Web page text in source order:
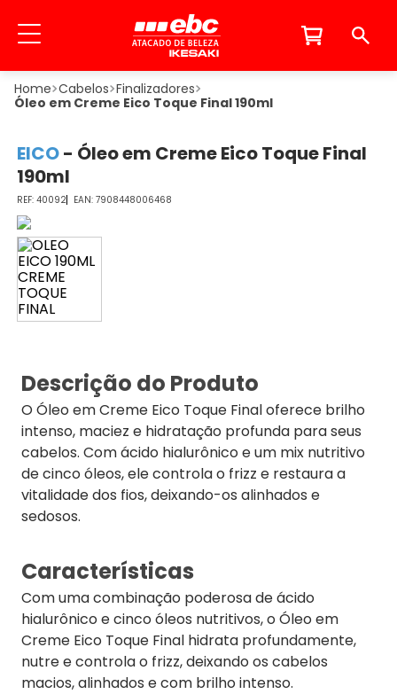
Cabelos Finalizadores
Óleo em Creme Eico Toque Final 190ml
EICO- Óleo em Creme Eico Toque Final
190ml
40092 7908448006468
Descrição do Produto
O Óleo em Creme Eico Toque Final oferece brilho
intenso, maciez e hidratação profunda para seus
cabelos. Com ácido hialurônico e um mix nutritivo
de cinco óleos, ele controla o frizz e restaura a
vitalidade dos fios, deixando-os alinhados e
sedosos.
Características
Com uma combinação poderosa de ácido
hialurônico e cinco óleos nutritivos, o Óleo em
Creme Eico Toque Final hidrata profundamente,
nutre e controla o frizz, deixando os cabelos
macios, alinhados e com brilho intenso.